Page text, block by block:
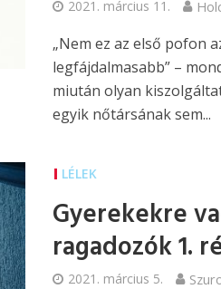
2021. március 11.
„Nem ez az első pofon
legfájdalmasabb” –
miután olyan
egyik nőtársának sem...
LÉLEK
Gyerekekre
ragadozók 1.
2021. március 5.